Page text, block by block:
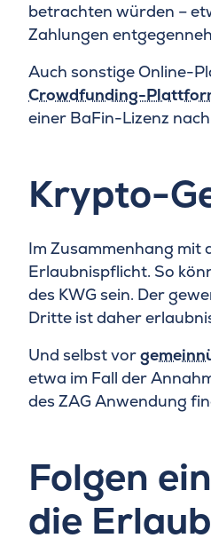
betrachten würden –
Zahlungen
Auch sonstige Online-
Crowdfunding-
einer BaFin-Lizenz
Krypto-
Im Zusammenhang mit
Erlaubnispflicht. So
des KWG sein. Der
Dritte ist daher
Und selbst vor
etwa im Fall der
des ZAG Anwendung
Folgen
die